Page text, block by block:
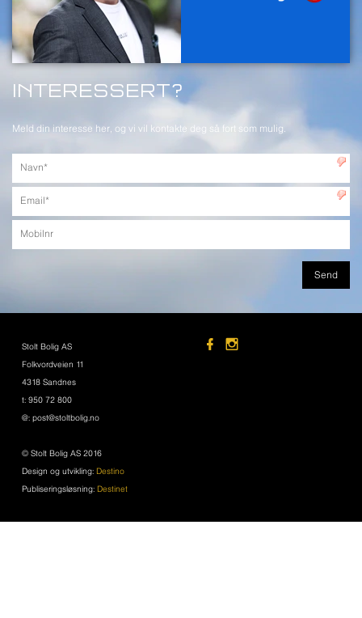
INTERESSERT?
Meld din interesse her, og vi vil kontakte deg så fort som mulig.
Stolt Bolig AS
Folkvordveien 11
4318 Sandnes
t: 950 72 800
@: post@stoltbolig.no
© Stolt Bolig AS 2016
Design og utvikling: Destino
Publiseringsløsning: Destinet